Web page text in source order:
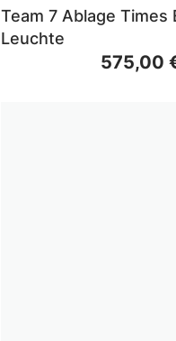
Team 7 Ablage
Leuchte
575,00